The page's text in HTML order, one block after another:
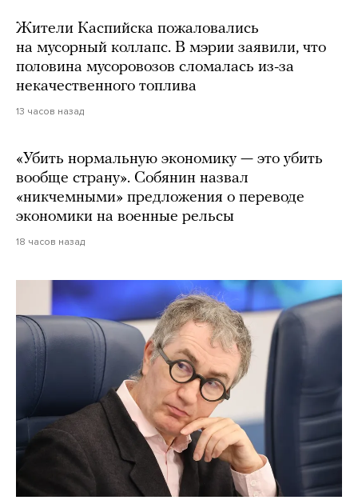
Жители Каспийска пожаловались
на мусорный коллапс. В мэрии заявили, что
половина мусоровозов сломалась из-за
некачественного топлива
13 часов назад
«Убить нормальную экономику — это убить
вообще страну». Собянин назвал
«никчемными» предложения о переводе
экономики на военные рельсы
18 часов назад